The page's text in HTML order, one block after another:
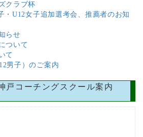
クラブ杯
・U12女子追加選考会、推薦者のお知
らせ
ついて
て
男子）のご案内
戸コーチングスクール案内